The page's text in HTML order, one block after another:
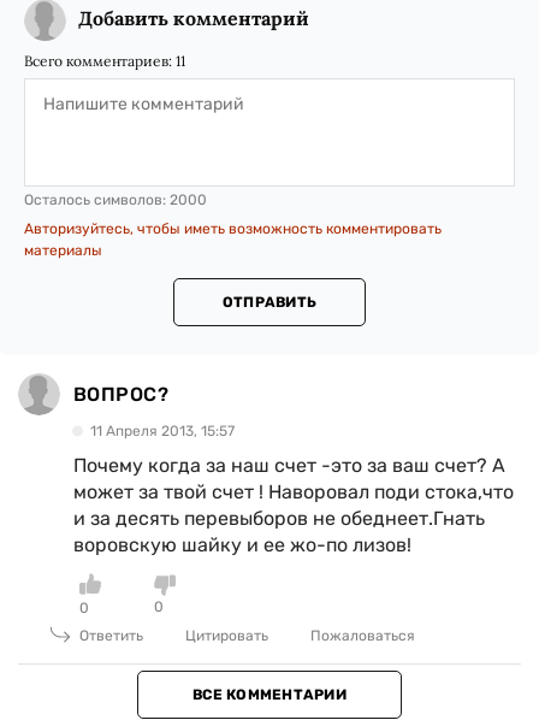
Добавить комментарий
Всего комментариев: 11
Осталось символов: 2000
Авторизуйтесь, чтобы иметь возможность комментировать
материалы
ОТПРАВИТЬ
ВОПРОС?
11 Апреля 2013, 15:57
Почему когда за наш счет -это за ваш счет? А
может за твой счет ! Наворовал поди стока,что
и за десять перевыборов не обеднеет.Гнать
воровскую шайку и ее жо-по лизов!
0
0
Ответить
Цитировать Пожаловаться
ВСЕ КОММЕНТАРИИ